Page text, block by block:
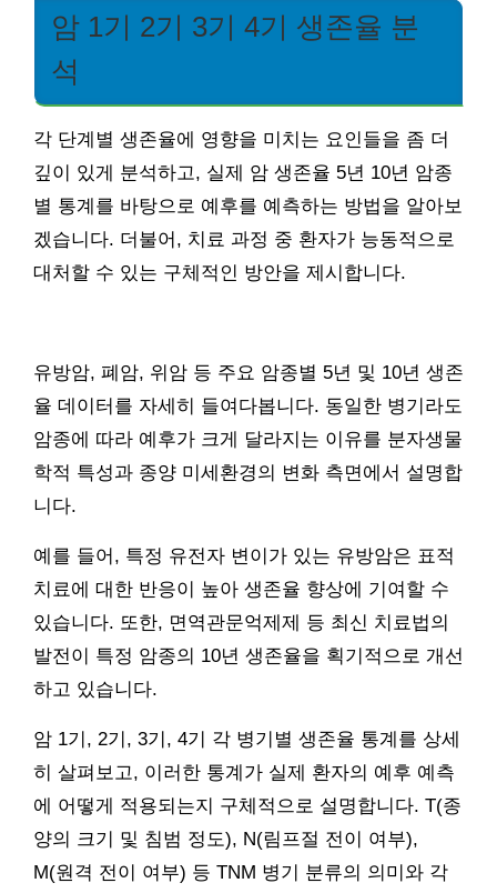
암 1기 2기 3기 4기 생존율 분
석
각 단계별 생존율에 영향을 미치는 요인들을 좀 더
깊이 있게 분석하고, 실제 암 생존율 5년 10년 암종
별 통계를 바탕으로 예후를 예측하는 방법을 알아보
겠습니다. 더불어, 치료 과정 중 환자가 능동적으로
대처할 수 있는 구체적인 방안을 제시합니다.
유방암, 폐암, 위암 등 주요 암종별 5년 및 10년 생존
율 데이터를 자세히 들여다봅니다. 동일한 병기라도
암종에 따라 예후가 크게 달라지는 이유를 분자생물
학적 특성과 종양 미세환경의 변화 측면에서 설명합
니다.
예를 들어, 특정 유전자 변이가 있는 유방암은 표적
치료에 대한 반응이 높아 생존율 향상에 기여할 수
있습니다. 또한, 면역관문억제제 등 최신 치료법의
발전이 특정 암종의 10년 생존율을 획기적으로 개선
하고 있습니다.
암 1기, 2기, 3기, 4기 각 병기별 생존율 통계를 상세
히 살펴보고, 이러한 통계가 실제 환자의 예후 예측
에 어떻게 적용되는지 구체적으로 설명합니다. T(종
양의 크기 및 침범 정도), N(림프절 전이 여부),
M(원격 전이 여부) 등 TNM 병기 분류의 의미와 각